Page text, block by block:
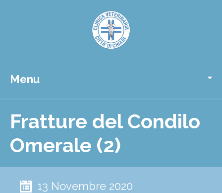
Menu
Fratture del Condilo
Omerale (2)
13 Novembre 2020